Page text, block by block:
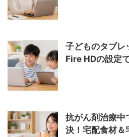
子どものタブレ
Fire HDの設定
抗がん剤治療中
決！宅配食材＆